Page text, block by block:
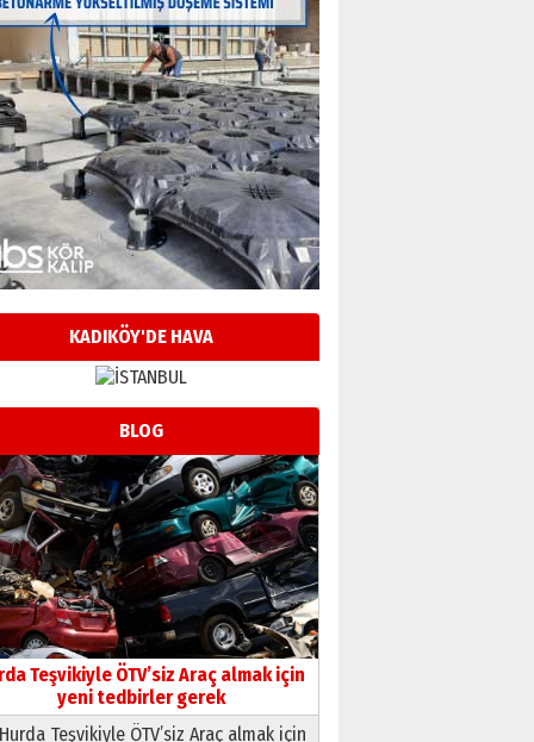
KADIKÖY'DE HAVA
BLOG
Teşvikiyle ÖTV’siz Araç almak için
yeni tedbirler gerek
Teşvikiyle ÖTV’siz Araç almak için